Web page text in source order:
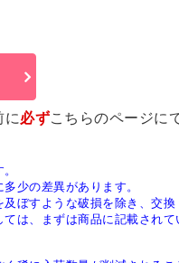
に必ずこちらのページに
少の差異があります。
ぼすような破損を除き、交
は、まずは商品に記載され